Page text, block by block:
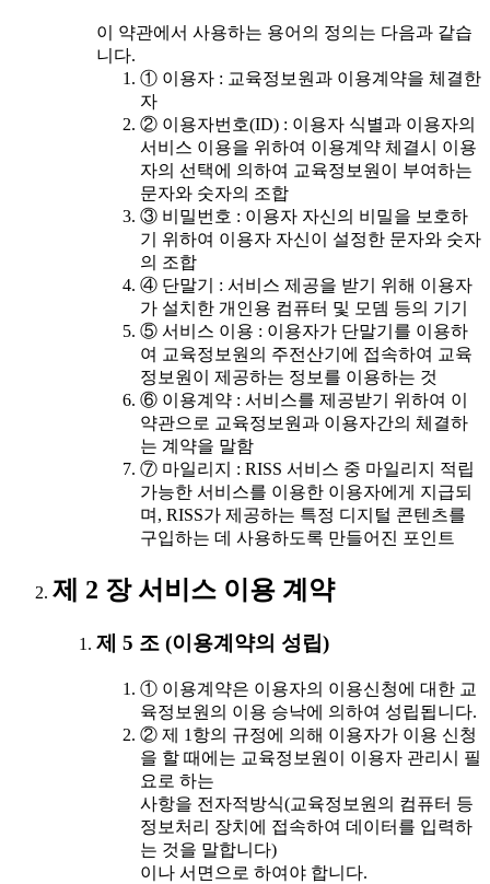
이 약관에서 사용하는 용어의 정의는 다음과 같습
니다.
① 이용자 : 교육정보원과 이용계약을 체결한
자
② 이용자번호(ID) : 이용자 식별과 이용자의
서비스 이용을 위하여 이용계약 체결시 이용
자의 선택에 의하여 교육정보원이 부여하는
문자와 숫자의 조합
③ 비밀번호 : 이용자 자신의 비밀을 보호하
기 위하여 이용자 자신이 설정한 문자와 숫자
의 조합
④ 단말기 : 서비스 제공을 받기 위해 이용자
가 설치한 개인용 컴퓨터 및 모뎀 등의 기기
⑤ 서비스 이용 : 이용자가 단말기를 이용하
여 교육정보원의 주전산기에 접속하여 교육
정보원이 제공하는 정보를 이용하는 것
⑥ 이용계약 : 서비스를 제공받기 위하여 이
약관으로 교육정보원과 이용자간의 체결하
는 계약을 말함
⑦ 마일리지 : RISS 서비스 중 마일리지 적립
가능한 서비스를 이용한 이용자에게 지급되
며, RISS가 제공하는 특정 디지털 콘텐츠를
구입하는 데 사용하도록 만들어진 포인트
제 2 장 서비스 이용 계약
제 5 조 (이용계약의 성립)
① 이용계약은 이용자의 이용신청에 대한 교
육정보원의 이용 승낙에 의하여 성립됩니다.
② 제 1항의 규정에 의해 이용자가 이용 신청
을 할 때에는 교육정보원이 이용자 관리시 필
요로 하는
사항을 전자적방식(교육정보원의 컴퓨터 등
정보처리 장치에 접속하여 데이터를 입력하
는 것을 말합니다)
이나 서면으로 하여야 합니다.